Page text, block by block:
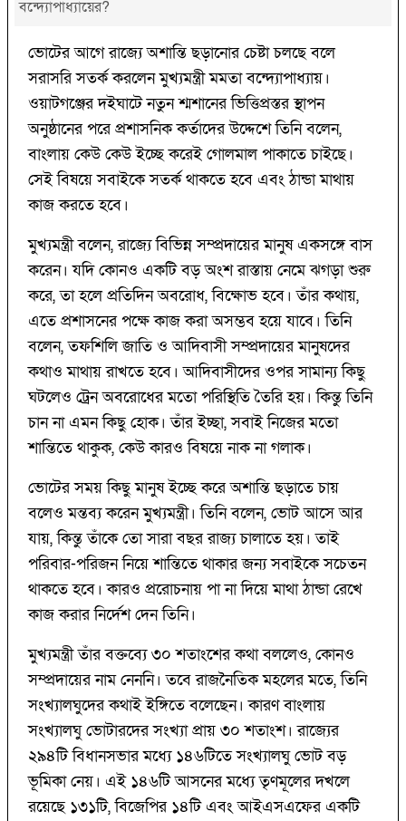
বন্দ্যোপাধ্যায়ের?
ভোটের আগে রাজ্যে অশান্তি ছড়ানোর চেষ্টা চলছে বলে
সরাসরি সতর্ক করলেন মুখ্যমন্ত্রী মমতা বন্দ্যোপাধ্যায়।
ওয়াটগঞ্জের দইঘাটে নতুন শ্মশানের ভিত্তিপ্রস্তর স্থাপন
অনুষ্ঠানের পরে প্রশাসনিক কর্তাদের উদ্দেশে তিনি বলেন,
বাংলায় কেউ কেউ ইচ্ছে করেই গোলমাল পাকাতে চাইছে।
সেই বিষয়ে সবাইকে সতর্ক থাকতে হবে এবং ঠান্ডা মাথায়
কাজ করতে হবে।
মুখ্যমন্ত্রী বলেন, রাজ্যে বিভিন্ন সম্প্রদায়ের মানুষ একসঙ্গে বাস
করেন। যদি কোনও একটি বড় অংশ রাস্তায় নেমে ঝগড়া শুরু
করে, তা হলে প্রতিদিন অবরোধ, বিক্ষোভ হবে। তাঁর কথায়,
এতে প্রশাসনের পক্ষে কাজ করা অসম্ভব হয়ে যাবে। তিনি
বলেন, তফশিলি জাতি ও আদিবাসী সম্প্রদায়ের মানুষদের
কথাও মাথায় রাখতে হবে। আদিবাসীদের ওপর সামান্য কিছু
ঘটলেও ট্রেন অবরোধের মতো পরিস্থিতি তৈরি হয়। কিন্তু তিনি
চান না এমন কিছু হোক। তাঁর ইচ্ছা, সবাই নিজের মতো
শান্তিতে থাকুক, কেউ কারও বিষয়ে নাক না গলাক।
ভোটের সময় কিছু মানুষ ইচ্ছে করে অশান্তি ছড়াতে চায়
বলেও মন্তব্য করেন মুখ্যমন্ত্রী। তিনি বলেন, ভোট আসে আর
যায়, কিন্তু তাঁকে তো সারা বছর রাজ্য চালাতে হয়। তাই
পরিবার-পরিজন নিয়ে শান্তিতে থাকার জন্য সবাইকে সচেতন
থাকতে হবে। কারও প্ররোচনায় পা না দিয়ে মাথা ঠান্ডা রেখে
কাজ করার নির্দেশ দেন তিনি।
মুখ্যমন্ত্রী তাঁর বক্তব্যে ৩০ শতাংশের কথা বললেও, কোনও
সম্প্রদায়ের নাম নেননি। তবে রাজনৈতিক মহলের মতে, তিনি
সংখ্যালঘুদের কথাই ইঙ্গিতে বলেছেন। কারণ বাংলায়
সংখ্যালঘু ভোটারদের সংখ্যা প্রায় ৩০ শতাংশ। রাজ্যের
২৯৪টি বিধানসভার মধ্যে ১৪৬টিতে সংখ্যালঘু ভোট বড়
ভূমিকা নেয়। এই ১৪৬টি আসনের মধ্যে তৃণমূলের দখলে
রয়েছে ১৩১টি, বিজেপির ১৪টি এবং আইএসএফের একটি